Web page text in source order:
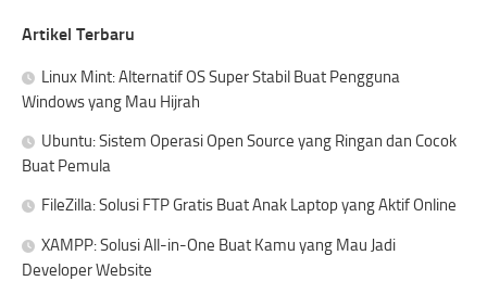
Artikel Terbaru
Linux Mint: Alternatif OS Super Stabil Buat Pengguna
Windows yang Mau Hijrah
Ubuntu: Sistem Operasi Open Source yang Ringan dan Cocok
Buat Pemula
FileZilla: Solusi FTP Gratis Buat Anak Laptop yang Aktif Online
XAMPP: Solusi All-in-One Buat Kamu yang Mau Jadi
Developer Website